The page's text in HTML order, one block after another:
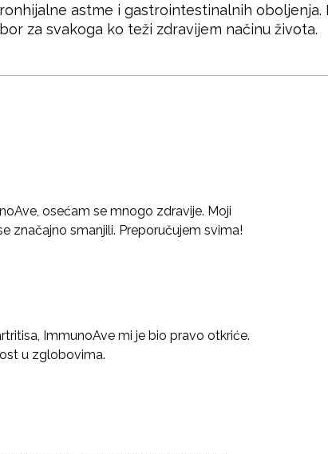
astme i gastrointestinalnih
za svakoga ko teži zdravijem načinu života.
osećam se mnogo zdravije. Moji
značajno smanjili. Preporučujem svima!
ImmunoAve mi je bio pravo otkriće.
u zglobovima.